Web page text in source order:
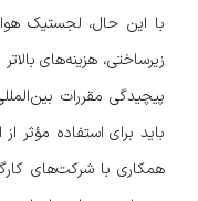
با این حال، لجستیک
زیرساختی، هزینه‌های
پیچیدگی مقررات
باید برای استفاده مؤثر
همکاری با شرکت‌های